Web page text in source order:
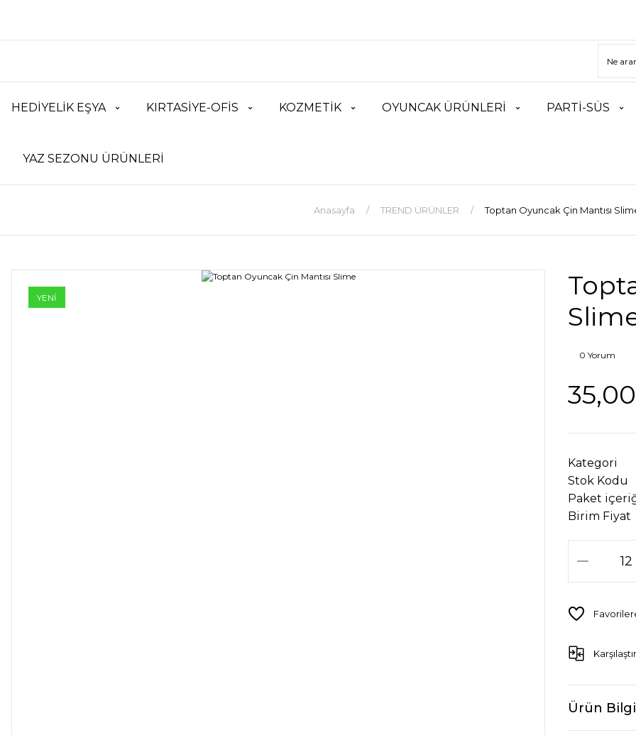
HEDİYELİK EŞYA KIRTASİYE-OFİS KOZMETİK OYUNCAK ÜRÜNLERİ PARTİ-SÜS
YAZ SEZONU ÜRÜNLERİ
Anasayfa TREND ÜRÜNLER Toptan Oyuncak Çin Mantısı
YENİ
0 Yorum
Kategori
Stok Kodu
Paket
Birim Fiyat
Karşılaştır
Ürün